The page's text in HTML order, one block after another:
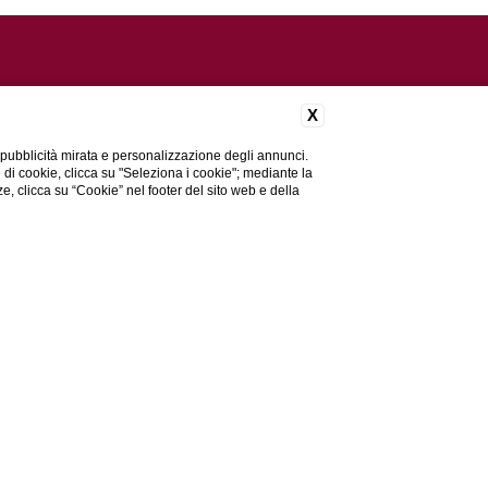
X
mirata e personalizzazione degli annunci.
cookie, clicca su "Seleziona i cookie"; mediante la
clicca su “Cookie” nel footer del sito web e della